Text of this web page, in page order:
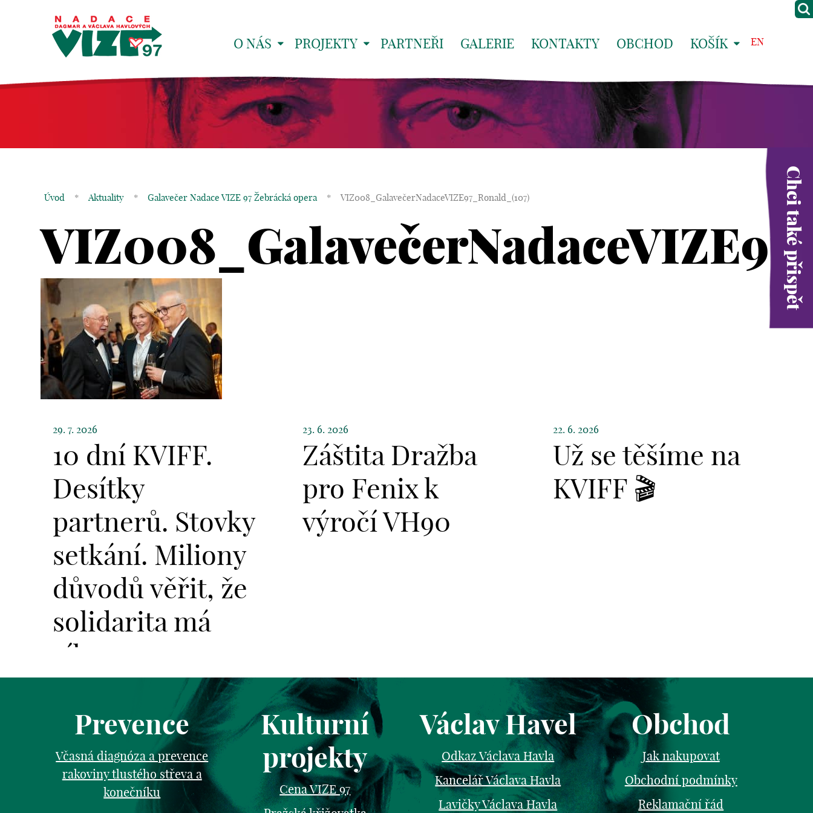
O NÁS PROJEKTY PARTNEŘI GALERIE KONTAKTY OBCHOD KOŠÍK EN
Chci také přispět
Úvod * Aktuality * Galavečer Nadace VIZE 97 Žebrácká opera * VIZ008_GalavečerNadaceVIZE97_Ronald_(107)
29. 7. 2026
10 dní KVIFF.
Desítky
partnerů. Stovky
setkání. Miliony
důvodů věřit, že
solidarita má
sílu.
23. 6. 2026
Záštita Dražba
pro Fenix k
výročí VH90
22. 6. 2026
Už se těšíme na
KVIFF 🎬
Prevence
Včasná diagnóza a prevence
rakoviny tlustého střeva a
konečníku
Kulturní
projekty
Cena VIZE 97
Václav Havel
Odkaz Václava Havla
Kancelář Václava Havla
Lavičky Václava Havla
Obchod
Jak nakupovat
Obchodní podmínky
Reklamační řád